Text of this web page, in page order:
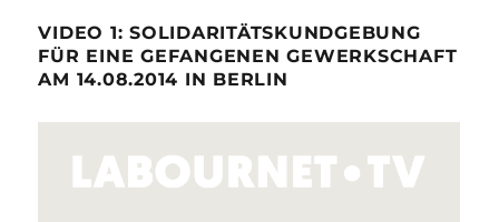
VIDEO 1: SOLIDARITÄTSKUNDGEBUNG
FÜR EINE GEFANGENEN GEWERKSCHAFT
AM 14.08.2014 IN BERLIN